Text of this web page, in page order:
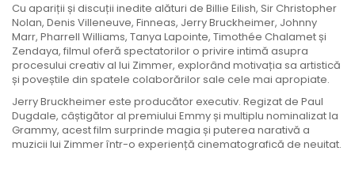
Cu apariții și discuții inedite alături de Billie Eilish, Sir Christopher
Nolan, Denis Villeneuve, Finneas, Jerry Bruckheimer, Johnny
Marr, Pharrell Williams, Tanya Lapointe, Timothée Chalamet și
Zendaya, filmul oferă spectatorilor o privire intimă asupra
procesului creativ al lui Zimmer, explorând motivația sa artistică
și poveștile din spatele colaborărilor sale cele mai apropiate.
Jerry Bruckheimer este producător executiv. Regizat de Paul
Dugdale, câștigător al premiului Emmy și multiplu nominalizat la
Grammy, acest film surprinde magia și puterea narativă a
muzicii lui Zimmer într-o experiență cinematografică de neuitat.